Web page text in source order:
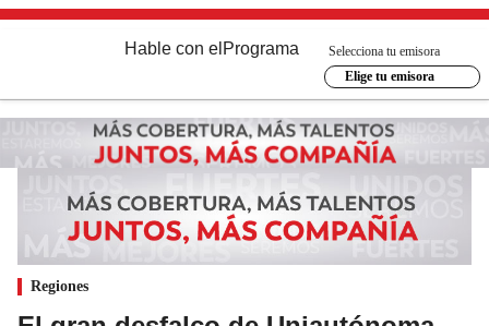
Hable con el Programa
Selecciona tu emisora
Elige tu emisora
Regiones